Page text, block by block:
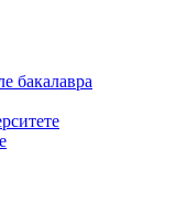
бакалавра